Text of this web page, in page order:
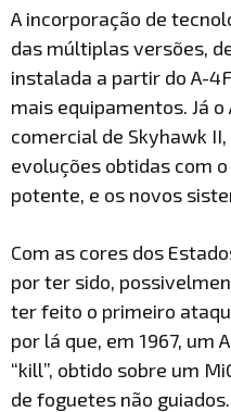
A incorporação de
das múltiplas versões,
instalada a partir do A-
mais equipamentos. Já
comercial de Skyhawk
evoluções obtidas com
potente, e os novos
Com as cores dos
por ter sido,
ter feito o primeiro
por lá que, em 1967, um
“kill”, obtido sobre um
de foguetes não